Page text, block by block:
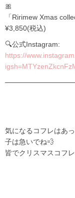
🎀
「Ririmew Xmas
¥3,850(税込)
🔍公式Instagram:
https://
気になるコフレはあ
子は急いでね💨
皆でクリスマスコフ